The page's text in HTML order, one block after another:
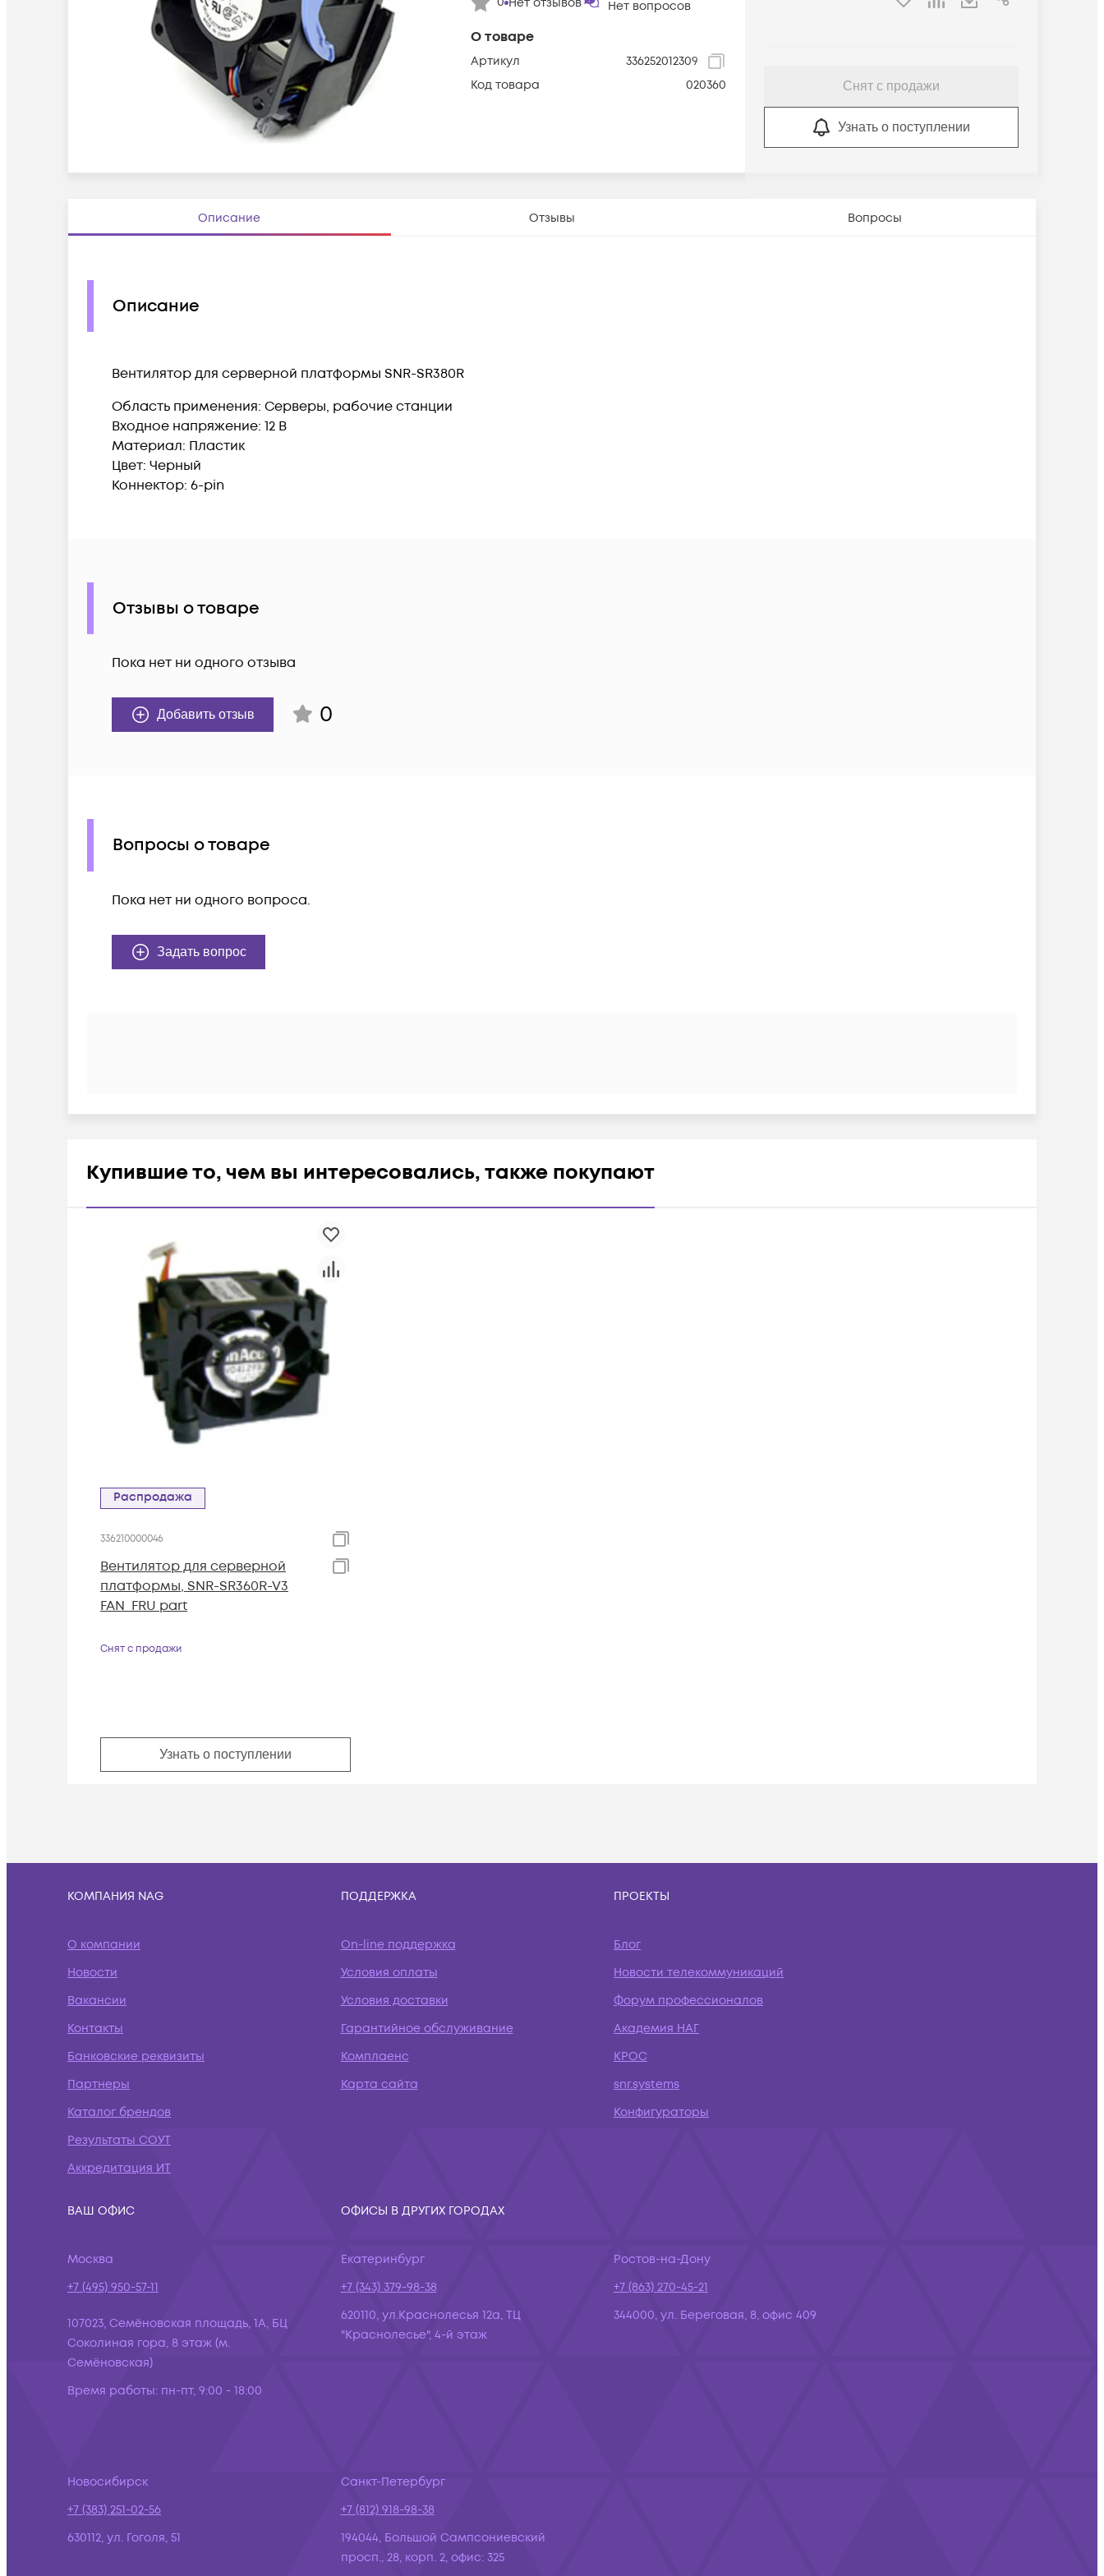
О товаре
Артикул
336252012309
Код товара
020360
Нет вопросов
Снят с продажи
Узнать о поступлении
Описание Отзывы Вопросы
Описание
Вентилятор для серверной платформы SNR-SR380R
Область применения: Серверы, рабочие станции
Входное напряжение: 12 В
Материал: Пластик
Цвет: Черный
Коннектор: 6-pin
Отзывы о товаре
Пока нет ни одного отзыва
Добавить отзыв 0
Вопросы о товаре
Пока нет ни одного вопроса.
Задать вопрос
Купившие то, чем вы интересовались, также покупают
Распродажа
336210000046
Вентилятор для серверной
платформы, SNR-SR360R-V3
FAN_FRU part
Снят с продажи
Узнать о поступлении
КОМПАНИЯ NAG
О компании
Новости
Вакансии
Контакты
Банковские реквизиты
Партнеры
Каталог брендов
Результаты СОУТ
Аккредитация ИТ
ПОДДЕРЖКА
On-line поддержка
Условия оплаты
Условия доставки
Гарантийное обслуживание
Комплаенс
Карта сайта
ПРОЕКТЫ
Блог
Новости телекоммуникаций
Форум профессионалов
Академия НАГ
КРОС
snr.systems
Конфигураторы
ВАШ ОФИС
Москва
+7 (495) 950-57-11
107023, Семёновская площадь, 1А, БЦ
Соколиная гора, 8 этаж (м.
Семёновская)
Время работы: пн-пт, 9:00 - 18:00
ОФИСЫ В ДРУГИХ ГОРОДАХ
Екатеринбург
+7 (343) 379-98-38
620110, ул.Краснолесья 12а, ТЦ
"Краснолесье", 4-й этаж
Ростов-на-Дону
+7 (863) 270-45-21
344000, ул. Береговая, 8, офис 409
Новосибирск
+7 (383) 251-02-56
630112, ул. Гоголя, 51
Санкт-Петербург
+7 (812) 918-98-38
194044, Большой Сампсониевский
просп., 28, корп. 2, офис: 325